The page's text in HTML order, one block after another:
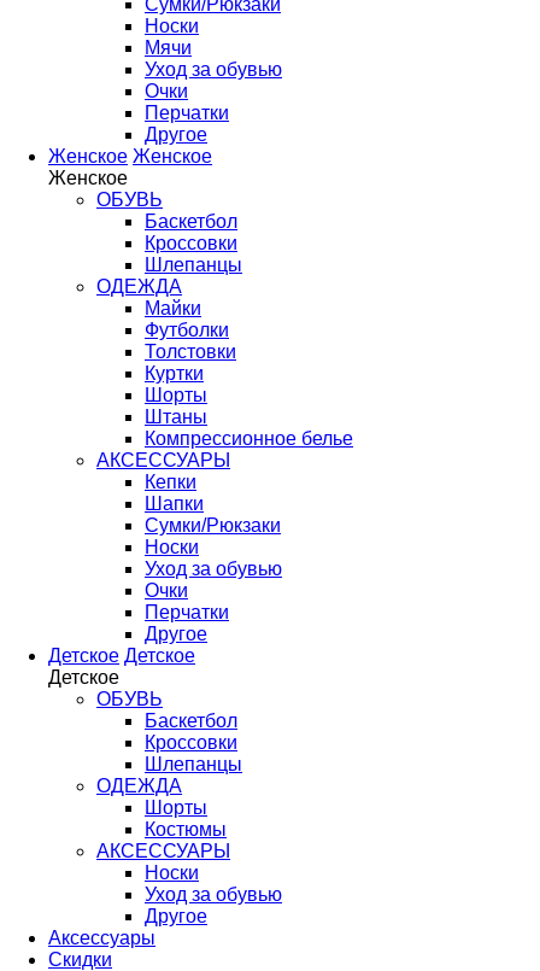
Сумки/Рюкзаки
Носки
Мячи
Уход за обувью
Очки
Перчатки
Другое
Женское Женское
Женское
ОБУВЬ
Баскетбол
Кроссовки
Шлепанцы
ОДЕЖДА
Майки
Футболки
Толстовки
Куртки
Шорты
Штаны
Компрессионное белье
АКСЕССУАРЫ
Кепки
Шапки
Сумки/Рюкзаки
Носки
Уход за обувью
Очки
Перчатки
Другое
Детское Детское
Детское
ОБУВЬ
Баскетбол
Кроссовки
Шлепанцы
ОДЕЖДА
Шорты
Костюмы
АКСЕССУАРЫ
Носки
Уход за обувью
Другое
Аксессуары
Скидки